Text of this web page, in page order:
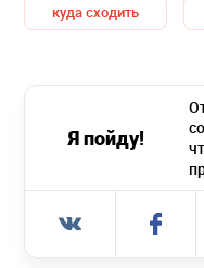
куда сходить
Я пойду!